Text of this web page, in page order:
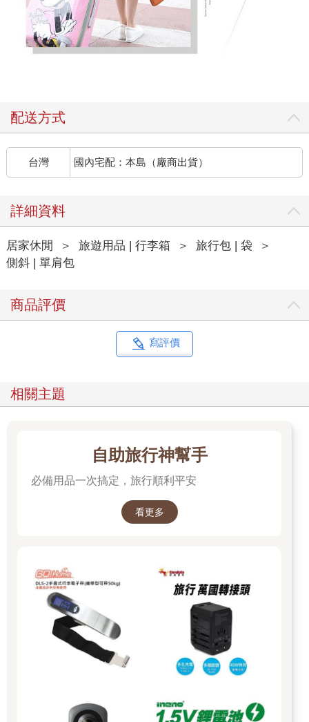
配送方式
台灣 國內宅配：本島（廠商出貨）
詳細資料
居家休閒 ＞ 旅遊用品 | 行李箱 ＞ 旅行包 | 袋
＞
側斜 | 單肩包
商品評價
寫評價
相關主題
自助旅行神幫手
必備用品一次搞定，旅行順利平安
看更多